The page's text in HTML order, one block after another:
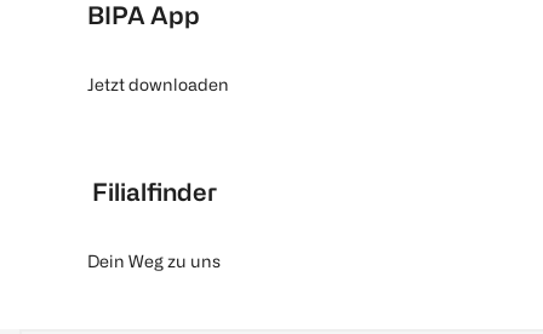
BIPA App
Jetzt downloaden
Filialfinder
Dein Weg zu uns